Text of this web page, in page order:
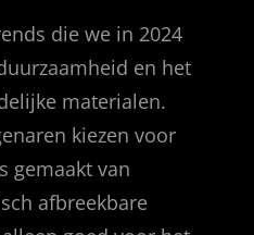
die we in 2024
en het
materialen.
kiezen voor
gemaakt van
afbreekbare